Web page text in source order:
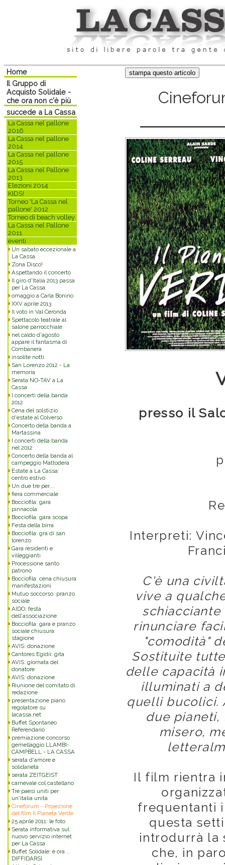
Home
Il Gruppo di
Acquisto Solidale -
che ora non c'è più
succede a La Cassa
La Cassa nel pallone
2016
La Cassa nel pallone
2014
La Cassa nel pallone
2015
La Cassa nel Pallone
2013
Elezioni 2014
KIDS!
Torneo 'La Cassa nel
pallone' 2012
Torneo di beach volley
La Cassa nel Pallone
2011
eventi
Un sabato eccezionale a
La Cassa
Zona Disco!
Aspettando il concerto
Il giro d'Italia 2013 passa
per La Cassa
omaggio a Carla Bonino
XXV aprile 2013
Il voto in Val Ceronda
Spettacolo teatrale al
salone parrocchiale
nel caldo d'agosto
appare il fantasma di
Combanera
insolite notti
San Lorenzo 2012 - La
memoria
Serata NO-TAV a La
Cassa
I concerti della banda
2012
Cena del solstizio
d'estate al Colverso
Concerto della banda a
Martassina
I concerti della banda
nel 2012
Concerto della banda al
campeggio Mattodera
Estate a La Cassa:
centro estivo
Un due tre per....
fiera commerciale
Bocciofila: gara
pinnacola
Bocciofila: gara scopa
Festa della birra
Bocciofila: gra di san
lorenzo
Gara residenti e
villeggianti
Processione santo
patrono
Bocciofila: cena chiusura
manifestazioni
Mutuo soccorso: pranzo
sociale
AIDO: festa
dell'associazione
Bocciofila: gara e pranzo
sociale chiusura
stagione
AVIS: donazione
Cantores Egidii: gita
AVIS: giornata del
donatore
AVIS: donazione
Riunione del comitato di
redazione
presentazione piano
regolatore su
lacassa.net
Buffet Spontaneo
Referendario
premiazione concorso
gemellaggio LLAMBI-
CAMPBELL - LA CASSA
serata d'amore e
solidarietà
serata ZEITGEIST
carnevale col castellano
Tre paesi uniti per
un'italia unita
Cineforum - Proiezione
del film Il Pianeta Verde
25 aprile 2011: le foto
Serata informativa sul
nuovo servizio internet
per La Cassa
Buffet Solidale: è ora ...
DIFFIDARSI
presso il
Interpreti:
C'è una
vive a
rinunciare
"comodità"
Sostituite
delle capacità
illuminati a
quelli bucolici.
due
misero,
Il film rientra
frequentanti
questa
introdurrà la
che, in